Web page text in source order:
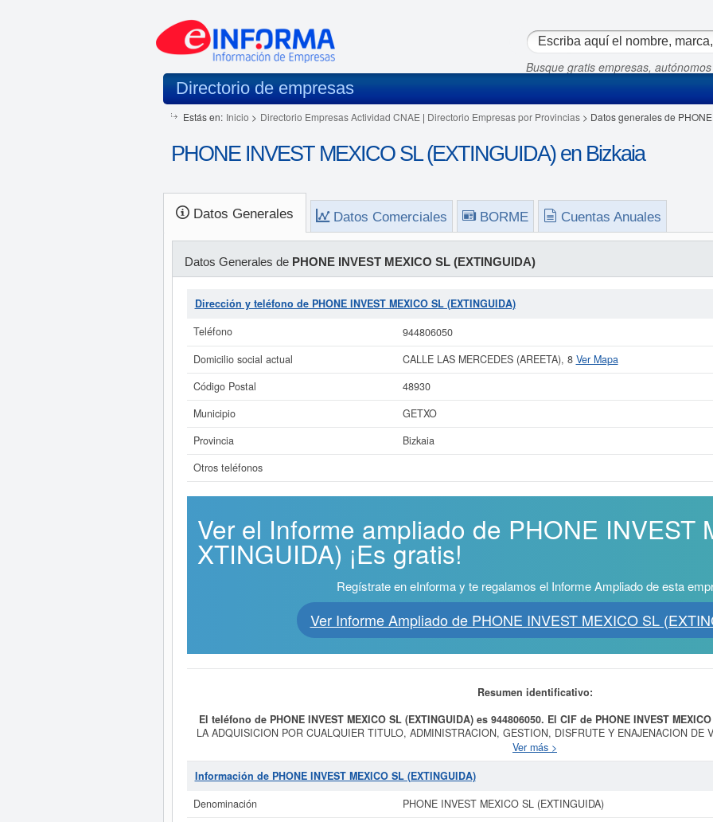
Busque gratis empresas,
Directorio de empresas
Estás en: Inicio > Directorio Empresas Actividad CNAE | Directorio Empresas por Provincias> Datos generales de
PHONE INVEST MEXICO SL (EXTINGUIDA) en Bizkaia
Datos Generales Datos Comerciales BORME Cuentas Anuales
Datos Generales de PHONE INVEST MEXICO SL (EXTINGUIDA)
Dirección y teléfono de PHONE INVEST MEXICO SL (EXTINGUIDA)
Teléfono
944806050
Domicilio social actual
CALLE LAS MERCEDES (AREETA), 8 Ver Mapa
Código Postal
48930
Municipio
GETXO
Provincia
Bizkaia
Otros teléfonos
Ver el Informe ampliado de PHONE INVEST
XTINGUIDA) ¡Es gratis!
Regístrate en eInforma y te regalamos el Informe Ampliado de esta
Ver Informe Ampliado de PHONE INVEST MEXICO SL
Resumen identificativo:
El teléfono de PHONE INVEST MEXICO SL (EXTINGUIDA) es 944806050. El CIF de PHONE INVEST
LA ADQUISICION POR CUALQUIER TITULO, ADMINISTRACION, GESTION, DISFRUTE Y ENAJENACION DE
LOS FONDOS PROPIOS DE CUALQUIER CLASE DE SOCIEDADES es el propósito final de la empresa
dada de alta el día 18/05/2005. Su CNAE correspondiente es 6920 - Actividades de contabilidad, teneduría de
digitos correspondientes al número SIC dePHONE INVEST MEXICO SL (EXTINGUIDA)
empresa ha sido el 19/11/2014. Acumula un total de 30 consultas. Esta empresa y las similares de su sector
desea saber cuales son puede hacer la consulta en esta página. El capital social de la empresa se encuentra
está dada de alta en el Registro Mercantil de Bizkaia y tiene
Ver más >
Información de PHONE INVEST MEXICO SL (EXTINGUIDA)
Denominación
PHONE INVEST MEXICO SL (EXTINGUIDA)